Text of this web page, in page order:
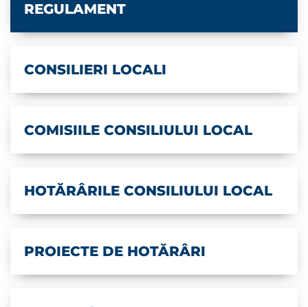
REGULAMENT
CONSILIERI LOCALI
COMISIILE CONSILIULUI LOCAL
HOTĂRÂRILE CONSILIULUI LOCAL
PROIECTE DE HOTĂRÂRI